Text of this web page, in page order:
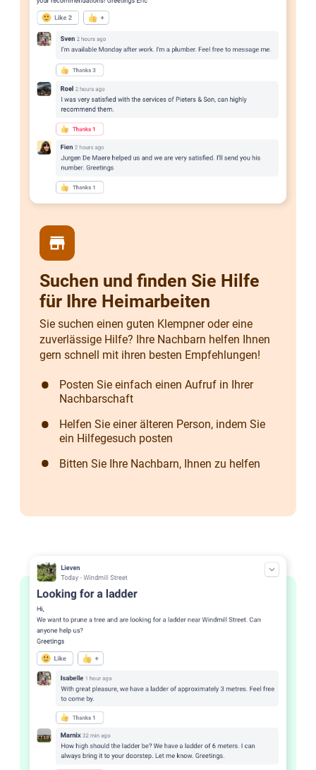
store
Suchen und finden Sie Hilfe
für Ihre Heimarbeiten
Sie suchen einen guten Klempner oder eine
zuverlässige Hilfe? Ihre Nachbarn helfen Ihnen
gern schnell mit ihren besten Empfehlungen!
Posten Sie einfach einen Aufruf in Ihrer
Nachbarschaft
Helfen Sie einer älteren Person, indem Sie
ein Hilfegesuch posten
Bitten Sie Ihre Nachbarn, Ihnen zu helfen